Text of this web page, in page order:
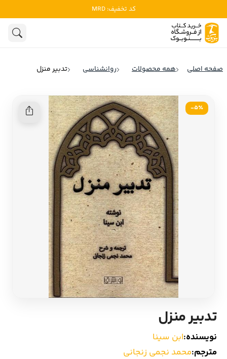
کد تخفیف: MRD
ادبیات
تاریخ و سیاست
کودک و نوجوان
علوم اجتماعی
ادیان و اساطیر
ادبیات انگلیس
ادبیات فرانسه
ادبیات ایتالیا
ادبیات روسیه
ادبیات آمریکای لاتین
ادبیات آلمان
ادبیات ترکیه
ادبیات آسیا
سایر کشورهای اروپا
داستان کوتاه
شعر و متون کهن
زندگینامه
صفحه اصلی همه محصولات روانشناسی تدبیر منزل
5٪-
تدبیر منزل
نویسنده:ابن سینا
مترجم:محمد نجمی زنجانی